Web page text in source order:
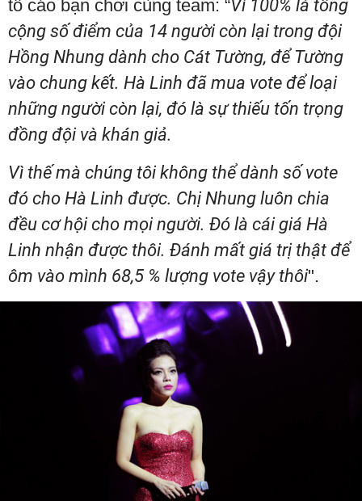
tố cáo bạn chơi cùng team: “Vì 100% là tổng
cộng số điểm của 14 người còn lại trong đội
Hồng Nhung dành cho Cát Tường, để Tường
vào chung kết. Hà Linh đã mua vote để loại
những người còn lại, đó là sự thiếu tốn trọng
đồng đội và khán giả.
Vì thế mà chúng tôi không thể dành số vote
đó cho Hà Linh được. Chị Nhung luôn chia
đều cơ hội cho mọi người. Đó là cái giá Hà
Linh nhận được thôi. Đánh mất giá trị thật để
ôm vào mình 68,5 % lượng vote vậy thôi".